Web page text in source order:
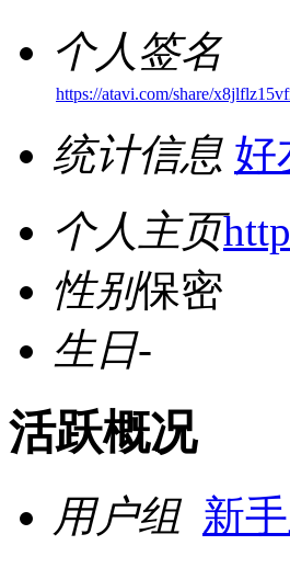
个人签名
https://atavi.com/share/
统计信息 好
个人主页
性别保密
生日-
活跃概况
用户组 新